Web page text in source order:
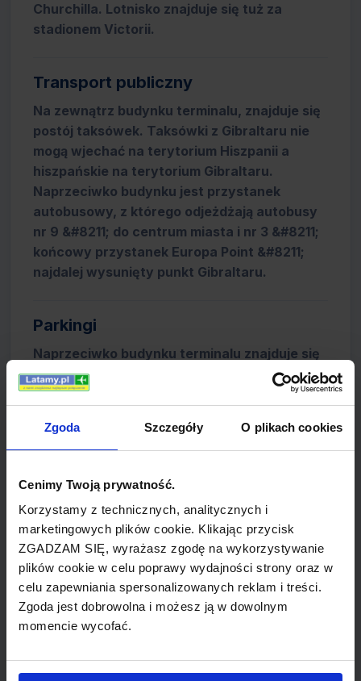
Zgoda Szczegóły O plikach cookies
Cenimy Twoją prywatność.
Korzystamy z technicznych, analitycznych i
marketingowych plików cookie. Klikając przycisk
ZGADZAM SIĘ, wyrażasz zgodę na wykorzystywanie
plików cookie w celu poprawy wydajności strony oraz w
celu zapewniania spersonalizowanych reklam i treści.
Zgoda jest dobrowolna i możesz ją w dowolnym
momencie wycofać.
Churchilla. Lotnisko znajduje się tuż za
stadionem Victorii.
Transport publiczny
Na zewnątrz budynku terminalu, znajduje się
postój taksówek. Taksówki z Gibraltaru nie
mogą wjechać na terytorium Hiszpanii a
hiszpańskie na terytorium Gibraltaru.
Naprzeciwko budynku jest przystanek
autobusowy, z którego odjeżdżają autobusy
nr 9 &#8211; do centrum miasta i nr 3 &#8211;
końcowy przystanek Europa Point &#8211;
najdalej wysunięty punkt Gibraltaru.
Parkingi
Naprzeciwko budynku terminalu znajduje się
parking krótko- i długoterminowy.
Wynajem samochodów
Na lotnisku można wynająć samochód od
następujących firm: Hertz, Avis, Alamo,
Budget, Dollar, National Sixt, Thrifty,
Europcar.
Informacja lotniskowa
Kontakt z lotniskiem pod nr tel.: 350 2007
3026.
Hotele